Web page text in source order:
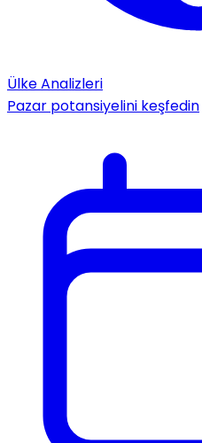
Ülke Analizleri
Pazar potansiyelini keşfedin